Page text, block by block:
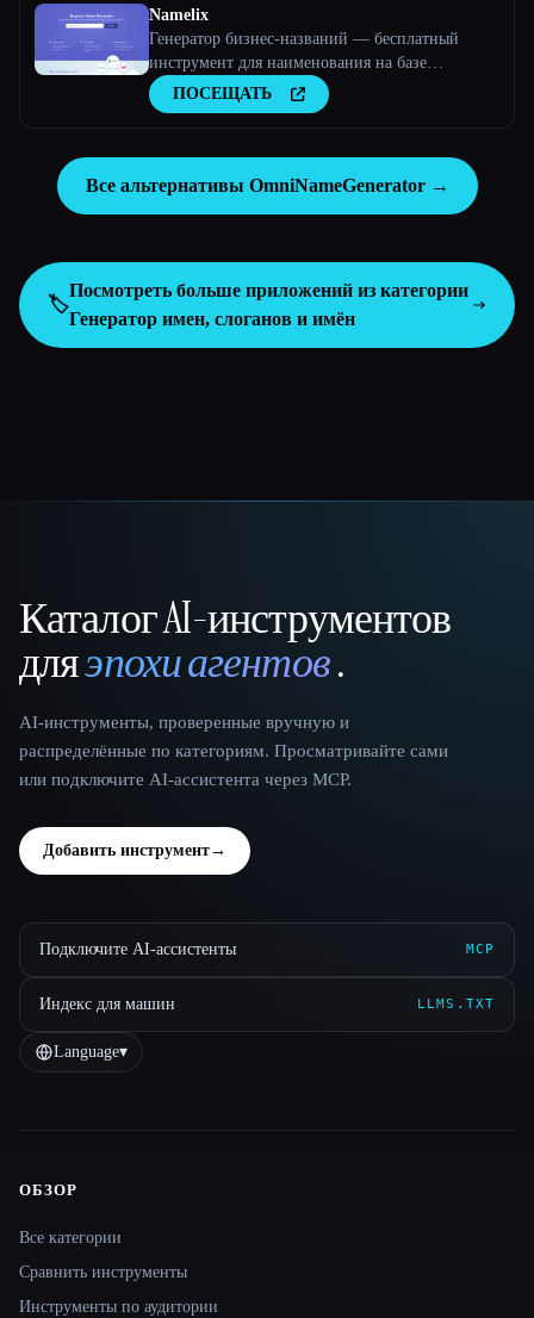
Namelix
Генератор бизнес-названий — бесплатный
инструмент для наименования на базе
искусственного интеллекта — Namelix
ПОСЕЩАТЬ
Все альтернативы OmniNameGenerator →
🏷️
Посмотреть больше приложений из категории
Генератор имен, слоганов и имён
That AI Collection
Каталог AI-инструментов
дляэпохи агентов.
AI-инструменты, проверенные вручную и
распределённые по категориям. Просматривайте сами
или подключите AI-ассистента через MCP.
Добавить инструмент→
Подключите AI-ассистенты MCP
Индекс для машин LLMS.TXT
Language▾
Site navigation
ОБЗОР
Все категории
Сравнить инструменты
Инструменты по аудитории